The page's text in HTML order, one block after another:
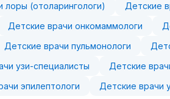
лоры (отоларингологи) Детские
Детские врачи онкомаммологи
Детские врачи пульмонологи
узи-специалисты Детские
эпилептологи Детские врачи